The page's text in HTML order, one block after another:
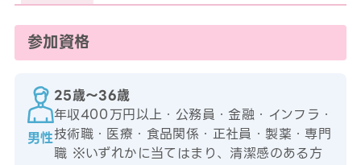
参加資格
男性
25歳〜36歳
年収400万円以上・公務員・金融・インフラ・
技術職・医療・食品関係・正社員・製薬・専門
職 ※いずれかに当てはまり、清潔感のある方